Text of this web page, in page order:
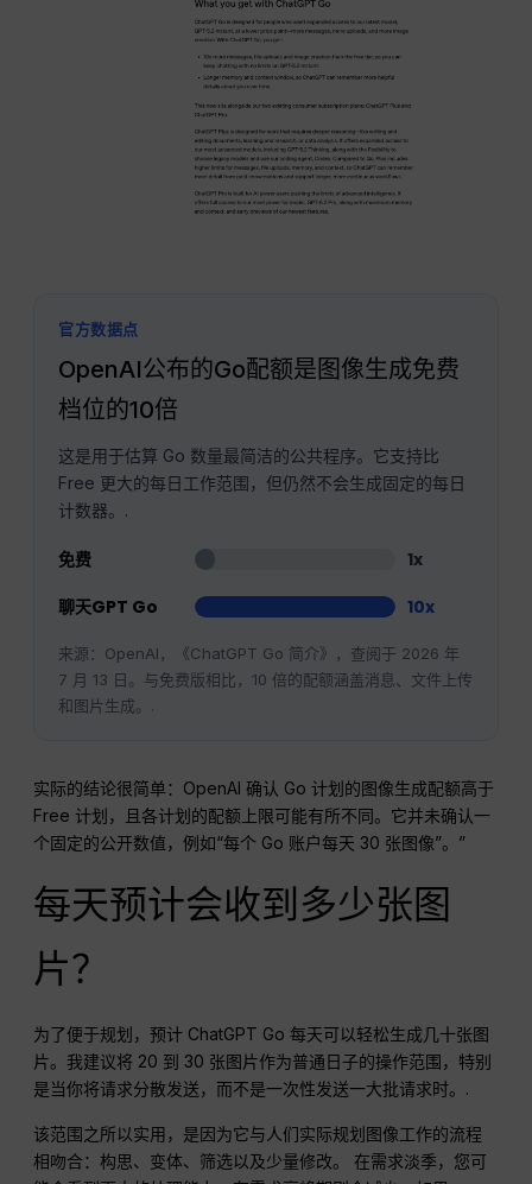
官方数据点
OpenAI公布的Go配额是图像生成免费
档位的10倍
这是用于估算 Go 数量最简洁的公共程序。它支持比
Free 更大的每日工作范围，但仍然不会生成固定的每日
计数器。.
免费
1x
聊天GPT Go
10x
来源：OpenAI，《ChatGPT Go 简介》，查阅于 2026 年
7 月 13 日。与免费版相比，10 倍的配额涵盖消息、文件上传
和图片生成。.
实际的结论很简单：OpenAI 确认 Go 计划的图像生成配额高于
Free 计划，且各计划的配额上限可能有所不同。它并未确认一
个固定的公开数值，例如“每个 Go 账户每天 30 张图像”。”
每天预计会收到多少张图
片？
为了便于规划，预计 ChatGPT Go 每天可以轻松生成几十张图
片。我建议将 20 到 30 张图片作为普通日子的操作范围，特别
是当你将请求分散发送，而不是一次性发送一大批请求时。.
该范围之所以实用，是因为它与人们实际规划图像工作的流程
相吻合：构思、变体、筛选以及少量修改。 在需求淡季，您可